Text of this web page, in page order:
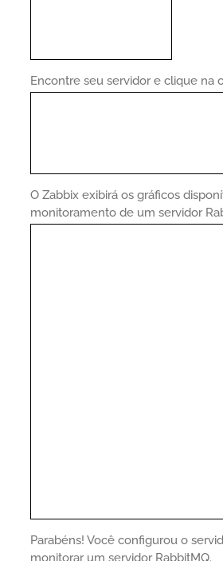
Encontre seu servidor e clique na
O Zabbix exibirá os gráficos
monitoramento de um servidor
Parabéns! Você configurou o
monitorar um servidor RabbitMQ.